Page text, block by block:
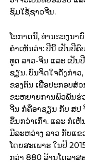
ຊົມ​ໃຊ້​ຊາວ​ຈີນ.
ໂອກາດ​ນີ້, ທ່ານຮອງ​ນ
ຄຳ​ເຫັນ​ວ່າ: ປີນີ້ ​ເປັນ​ປີ​
ທູດ ລາວ-ຈີນ ​ແລະ ​ເປັນ​
ຊຽນ. ບົນ​ຈິດ​ໃຈ​ດັ່ງກ່າວ
ຂອງ​ຕົນ ​ເພື່ອ​ປະກອບສ່
ຂະຫຍາຍ​ການ​ພົວພັນ​ຮ່
ຈີນ ກໍ່ຄື​ອາຊຽນ ກັບ ສປ
ຂຶ້ນກວ່າ​ເກົ່າ. ​ແລະ ກໍ່​ເ
ມື​ລະຫວ່າງ ລາວ ກັບ​ແ
ໂດຍ​ສະ​ເພາະ ​ໃນ​ປີ
ກວ່າ 880 ລ້ານ​ໂດ​ລາ​ສ